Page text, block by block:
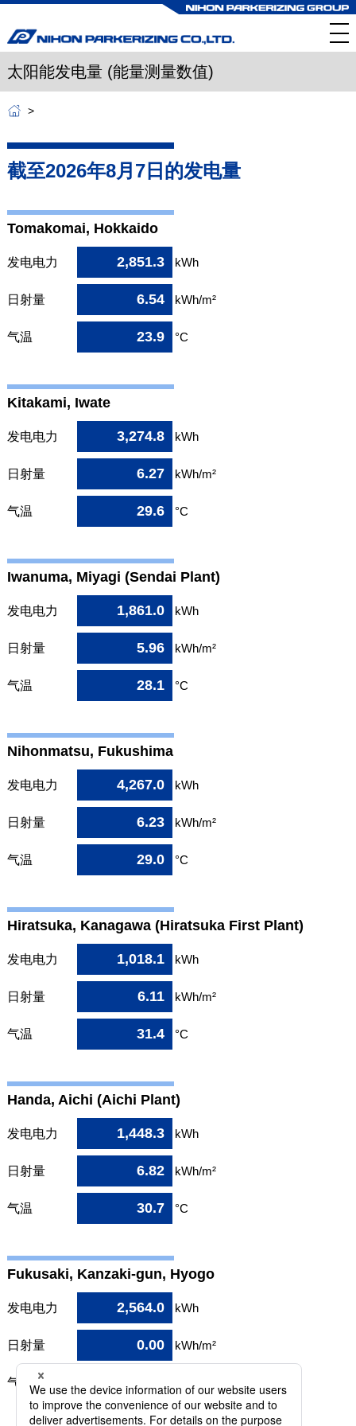
太阳能发电量 (能量测量数值)
截至2026年8月7日的发电量
Tomakomai, Hokkaido
发电电力 2,851.3 kWh
日射量 6.54 kWh/m²
气温 23.9 °C
Kitakami, Iwate
发电电力 3,274.8 kWh
日射量 6.27 kWh/m²
气温 29.6 °C
Iwanuma, Miyagi (Sendai Plant)
发电电力 1,861.0 kWh
日射量 5.96 kWh/m²
气温 28.1 °C
Nihonmatsu, Fukushima
发电电力 4,267.0 kWh
日射量 6.23 kWh/m²
气温 29.0 °C
Hiratsuka, Kanagawa (Hiratsuka First Plant)
发电电力 1,018.1 kWh
日射量 6.11 kWh/m²
气温 31.4 °C
Handa, Aichi (Aichi Plant)
发电电力 1,448.3 kWh
日射量 6.82 kWh/m²
气温 30.7 °C
Fukusaki, Kanzaki-gun, Hyogo
发电电力 2,564.0 kWh
日射量 0.00 kWh/m²
气温 30.2